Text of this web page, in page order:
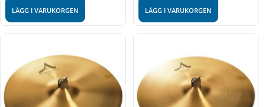
LÄGG I VARUKORGEN LÄGG I VARUKORGEN